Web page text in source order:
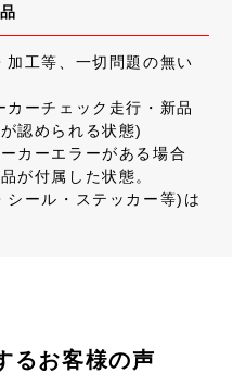
工等、一切問題の無い
ーチェック走行・新品
認められる状態)
カーエラーがある場合
が付属した状態。
ール・ステッカー等)は
るお客様の声